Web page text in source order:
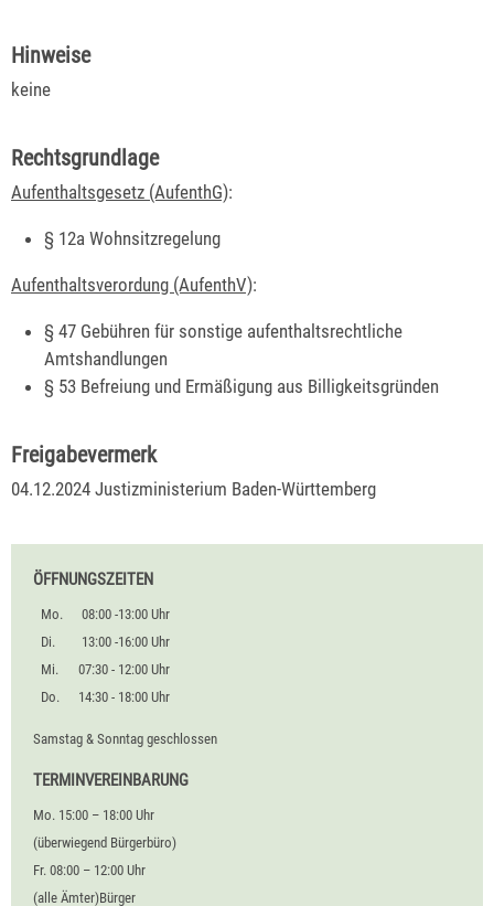
Hinweise
keine
Rechtsgrundlage
Aufenthaltsgesetz (AufenthG):
§ 12a Wohnsitzregelung
Aufenthaltsverordung (AufenthV):
§ 47 Gebühren für sonstige aufenthaltsrechtliche
Amtshandlungen
§ 53 Befreiung und Ermäßigung aus Billigkeitsgründen
Freigabevermerk
04.12.2024 Justizministerium Baden-Württemberg
ÖFFNUNGSZEITEN
Mo.
08:00 -13:00 Uhr
Di.
13:00 -16:00 Uhr
Mi.
07:30 - 12:00 Uhr
Do.
14:30 - 18:00 Uhr
Samstag & Sonntag geschlossen
TERMINVEREINBARUNG
Mo. 15:00 – 18:00 Uhr
(überwiegend Bürgerbüro)
Fr. 08:00 – 12:00 Uhr
(alle Ämter)Bürger